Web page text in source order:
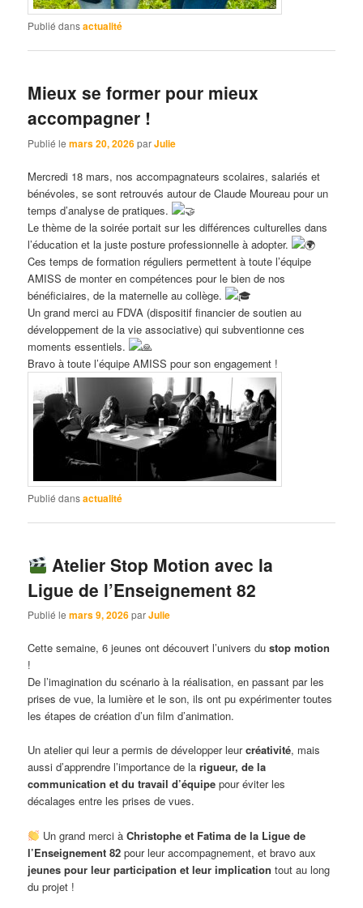
Publié dansactualité
Mieux se former pour mieux
accompagner !
Publié lemars 20, 2026parJulie
Mercredi 18 mars, nos accompagnateurs scolaires, salariés et
bénévoles, se sont retrouvés autour de Claude Moureau pour un
temps d’analyse de pratiques.
Le thème de la soirée portait sur les différences culturelles dans
l’éducation et la juste posture professionnelle à adopter.
Ces temps de formation réguliers permettent à toute l’équipe
AMISS de monter en compétences pour le bien de nos
bénéficiaires, de la maternelle au collège.
Un grand merci au FDVA (dispositif financier de soutien au
développement de la vie associative) qui subventionne ces
moments essentiels.
Bravo à toute l’équipe AMISS pour son engagement !
Publié dansactualité
Atelier Stop Motion avec la
Ligue de l’Enseignement 82
Publié lemars 9, 2026parJulie
Cette semaine, 6 jeunes ont découvert l’univers dustop motion
!
De l’imagination du scénario à la réalisation, en passant par les
prises de vue, la lumière et le son, ils ont pu expérimenter toutes
les étapes de création d’un film d’animation.
Un atelier qui leur a permis de développer leurcréativité, mais
aussi d’apprendre l’importance de larigueur, de la
communication et du travail d’équipe pour éviter les
décalages entre les prises de vues.
Un grand merci à Christophe et Fatima de la Ligue de
l’Enseignement 82 pour leur accompagnement, et bravo aux
jeunes pour leur participation et leur implication tout au long
du projet !